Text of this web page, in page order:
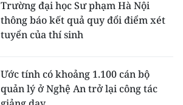
Trường đại học Sư phạm Hà Nội
thông báo kết quả quy đổi điểm xét
tuyển của thí sinh
Ước tính có khoảng 1.100 cán bộ
quản lý ở Nghệ An trở lại công tác